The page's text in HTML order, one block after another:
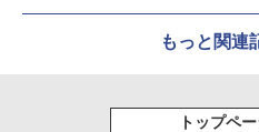
もっと関連
トップペ